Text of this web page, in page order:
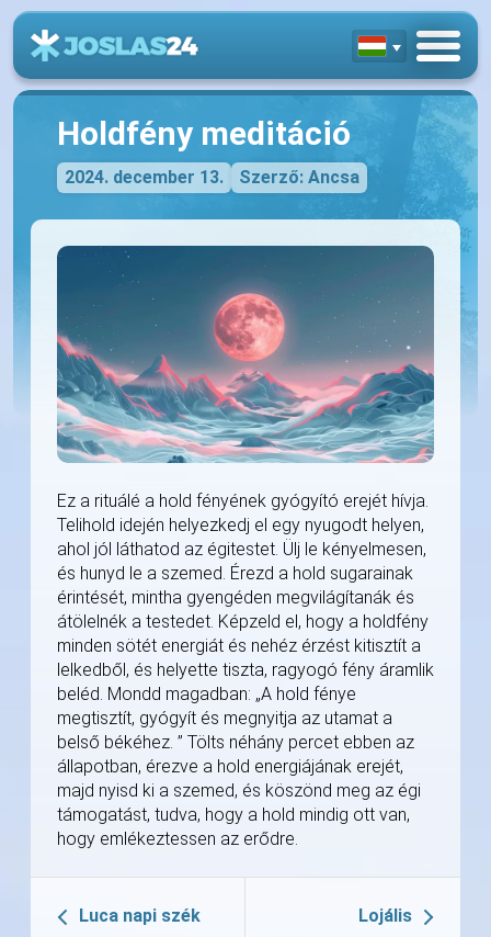
Holdfény meditáció
2024. december 13. Szerző: Ancsa
Ez a rituálé a hold fényének gyógyító erejét hívja.
Telihold idején helyezkedj el egy nyugodt helyen,
ahol jól láthatod az égitestet. Ülj le kényelmesen,
és hunyd le a szemed. Érezd a hold sugarainak
érintését, mintha gyengéden megvilágítanák és
átölelnék a testedet. Képzeld el, hogy a holdfény
minden sötét energiát és nehéz érzést kitisztít a
lelkedből, és helyette tiszta, ragyogó fény áramlik
beléd. Mondd magadban: „A hold fénye
megtisztít, gyógyít és megnyitja az utamat a
belső békéhez. ” Tölts néhány percet ebben az
állapotban, érezve a hold energiájának erejét,
majd nyisd ki a szemed, és köszönd meg az égi
támogatást, tudva, hogy a hold mindig ott van,
hogy emlékeztessen az erődre.
Luca napi szék Lojális